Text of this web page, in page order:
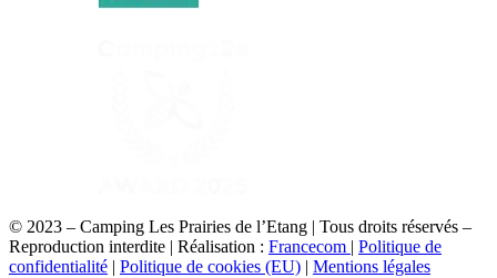
© 2023 – Camping Les Prairies de l’Etang | Tous droits réservés –
Reproduction interdite | Réalisation : Francecom | Politique de
confidentialité | Politique de cookies (EU) | Mentions légales